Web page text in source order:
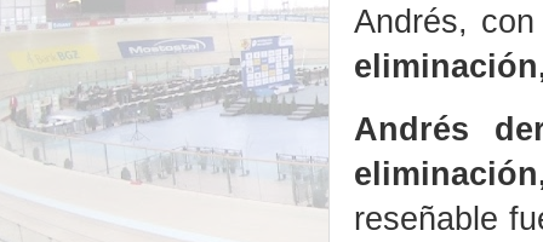
Andrés,
Andrés
reseñable